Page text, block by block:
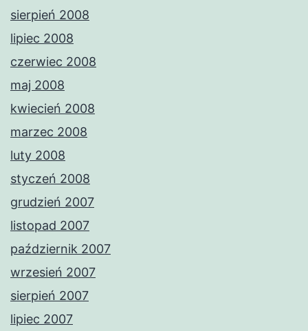
sierpień 2008
lipiec 2008
czerwiec 2008
maj 2008
kwiecień 2008
marzec 2008
luty 2008
styczeń 2008
grudzień 2007
listopad 2007
październik 2007
wrzesień 2007
sierpień 2007
lipiec 2007